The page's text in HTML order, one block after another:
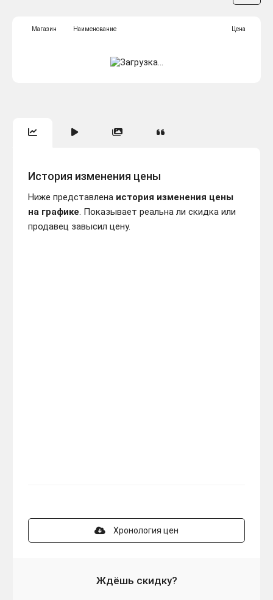
Магазин Наименование Цена
История изменения цены
Ниже представлена история изменения цены
на графике. Показывает реальна ли скидка или
продавец завысил цену.
Хронология цен
Ждёшь скидку?